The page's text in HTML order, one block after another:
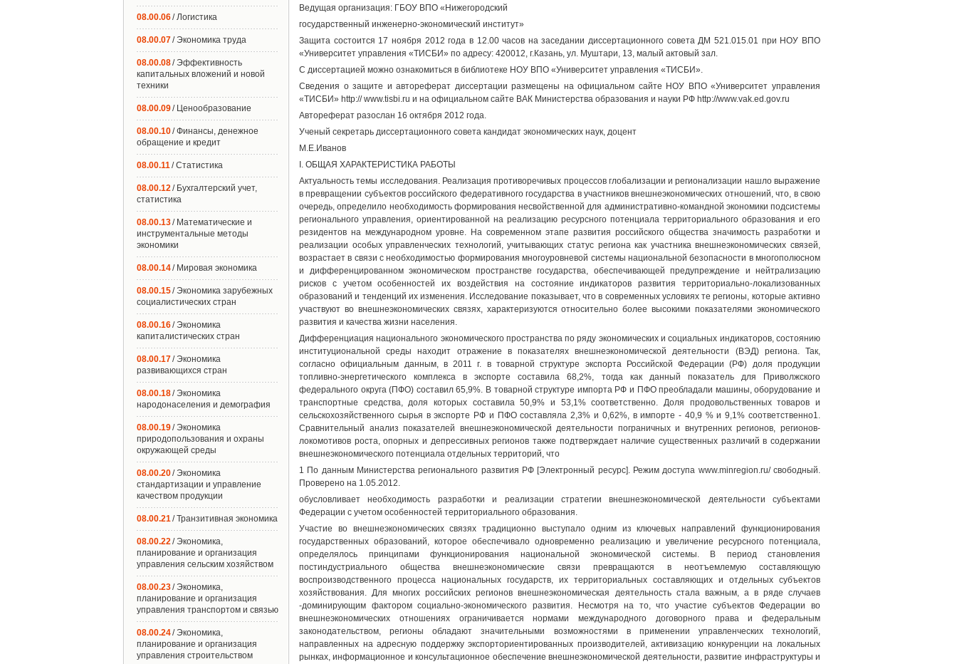
Ведущая организация: ГБОУ ВПО «Нижегородский
государственный инженерно-экономический институт»
Защита состоится 17 ноября 2012 года в 12.00 часов на заседании диссертационного совета ДМ 521.015.01 при НОУ ВПО
«Университет управления «ТИСБИ» по адресу: 420012, г.Казань, ул. Муштари, 13, малый актовый зал.
С диссертацией можно ознакомиться в библиотеке НОУ ВПО «Университет управления «ТИСБИ».
Сведения о защите и автореферат диссертации размещены на официальном сайте НОУ ВПО «Университет управления
«ТИСБИ» http:// www.tisbi.ru и на официальном сайте ВАК Министерства образования и науки РФ http://www.vak.ed.gov.ru
Автореферат разослан 16 октября 2012 года.
Ученый секретарь диссертационного совета кандидат экономических наук, доцент
М.Е.Иванов
I. ОБЩАЯ ХАРАКТЕРИСТИКА РАБОТЫ
Актуальность темы исследования. Реализация противоречивых процессов глобализации и регионализации нашло выражение
в превращении субъектов российского федеративного государства в участников внешнеэкономических отношений, что, в свою
очередь, определило необходимость формирования несвойственной для административно-командной экономики подсистемы
регионального управления, ориентированной на реализацию ресурсного потенциала территориального образования и его
резидентов на международном уровне. На современном этапе развития российского общества значимость разработки и
реализации особых управленческих технологий, учитывающих статус региона как участника внешнеэкономических связей,
возрастает в связи с необходимостью формирования многоуровневой системы национальной безопасности в многополюсном
и дифференцированном экономическом пространстве государства, обеспечивающей предупреждение и нейтрализацию
рисков с учетом особенностей их воздействия на состояние индикаторов развития территориально-локализованных
образований и тенденций их изменения. Исследование показывает, что в современных условиях те регионы, которые активно
участвуют во внешнеэкономических связях, характеризуются относительно более высокими показателями экономического
развития и качества жизни населения.
Дифференциация национального экономического пространства по ряду экономических и социальных индикаторов, состоянию
институциональной среды находит отражение в показателях внешнеэкономической деятельности (ВЭД) региона. Так,
согласно официальным данным, в 2011 г. в товарной структуре экспорта Российской Федерации (РФ) доля продукции
топливно-энергетического комплекса в экспорте составила 68,2%, тогда как данный показатель для Приволжского
федерального округа (ПФО) составил 65,9%. В товарной структуре импорта РФ и ПФО преобладали машины, оборудование и
транспортные средства, доля которых составила 50,9% и 53,1% соответственно. Доля продовольственных товаров и
сельскохозяйственного сырья в экспорте РФ и ПФО составляла 2,3% и 0,62%, в импорте - 40,9 % и 9,1% соответственно1.
Сравнительный анализ показателей внешнеэкономической деятельности пограничных и внутренних регионов, регионов-
локомотивов роста, опорных и депрессивных регионов также подтверждает наличие существенных различий в содержании
внешнеэкономического потенциала отдельных территорий, что
1 По данным Министерства регионального развития РФ [Электронный ресурс]. Режим доступа www.minregion.ru/ свободный.
Проверено на 1.05.2012.
обусловливает необходимость разработки и реализации стратегии внешнеэкономической деятельности субъектами
Федерации с учетом особенностей территориального образования.
Участие во внешнеэкономических связях традиционно выступало одним из ключевых направлений функционирования
государственных образований, которое обеспечивало одновременно реализацию и увеличение ресурсного потенциала,
определялось принципами функционирования национальной экономической системы. В период становления
постиндустриального общества внешнеэкономические связи превращаются в неотъемлемую составляющую
воспроизводственного процесса национальных государств, их территориальных составляющих и отдельных субъектов
хозяйствования. Для многих российских регионов внешнеэкономическая деятельность стала важным, а в ряде случаев
-доминирующим фактором социально-экономического развития. Несмотря на то, что участие субъектов Федерации во
внешнеэкономических отношениях ограничивается нормами международного договорного права и федеральным
законодательством, регионы обладают значительными возможностями в применении управленческих технологий,
направленных на адресную поддержку экспорториентированных производителей, активизацию конкуренции на локальных
рынках, информационное и консультационное обеспечение внешнеэкономической деятельности, развитие инфраструктуры и
08.00.06/ Логистика
08.00.07/ Экономика труда
08.00.08/ Эффективность
капитальных вложений и новой
техники
08.00.09/ Ценообразование
08.00.10/ Финансы, денежное
обращение и кредит
08.00.11/ Статистика
08.00.12/ Бухгалтерский учет,
статистика
08.00.13/ Математические и
инструментальные методы
экономики
08.00.14/ Мировая экономика
08.00.15/ Экономика зарубежных
социалистических стран
08.00.16/ Экономика
капиталистических стран
08.00.17/ Экономика
развивающихся стран
08.00.18/ Экономика
народонаселения и демография
08.00.19/ Экономика
природопользования и охраны
окружающей среды
08.00.20/ Экономика
стандартизации и управление
качеством продукции
08.00.21/ Транзитивная экономика
08.00.22/ Экономика,
планирование и организация
управления сельским хозяйством
08.00.23/ Экономика,
планирование и организация
управления транспортом и связью
08.00.24/ Экономика,
планирование и организация
управления строительством